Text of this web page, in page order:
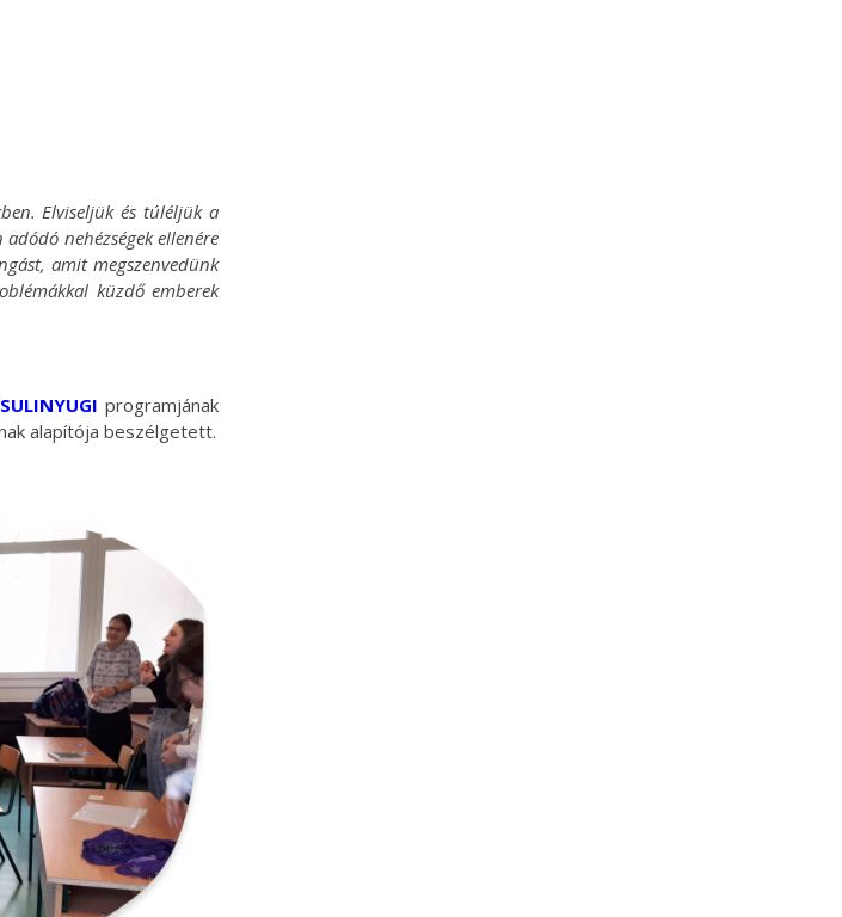
Elviseljük és túléljük a
nehézségek ellenére
amit megszenvedünk
küzdő emberek
SULINYUGI programjának
alapítója beszélgetett.